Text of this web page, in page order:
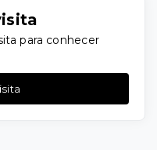
para conhecer